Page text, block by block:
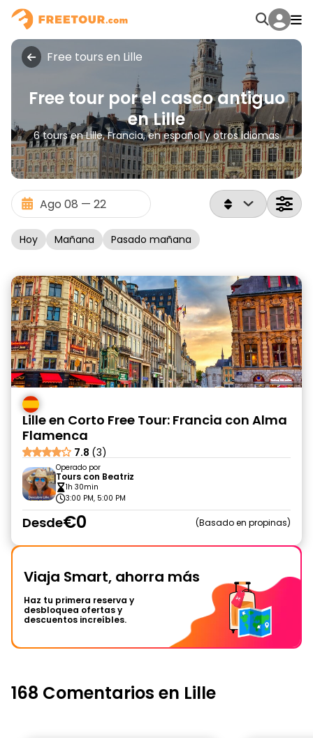
Free tours en Lille
Free tour por el casco antiguo
en Lille
6 tours en Lille, Francia, en español y otros idiomas
Hoy Mañana Pasado mañana
Lille en Corto Free Tour: Francia con Alma
Flamenca
7.8 (3)
Operado por
Tours con Beatriz
1h 30min
3:00 PM, 5:00 PM
Desde€0 Basado en propinas
Viaja Smart, ahorra más
Haz tu primera reserva y
desbloquea ofertas y
descuentos increíbles.
168 Comentarios en Lille